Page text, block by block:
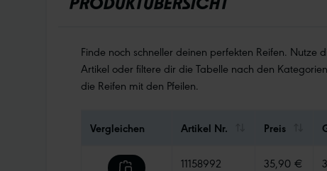
Finde noch schneller deinen perfekten Reifen. Nutze
Artikel oder filtere dir die Tabelle nach den
die Reifen mit den Pfeilen.
Vergleichen Artikel Nr. Preis
11158992 35,90 €